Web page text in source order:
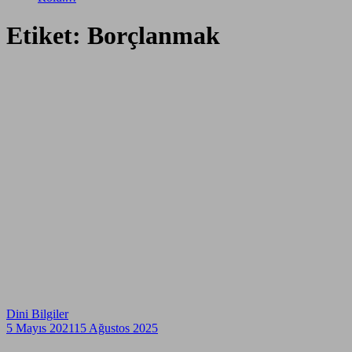
Etiket: Borçlanmak
Dini Bilgiler
5 Mayıs 202115 Ağustos 2025